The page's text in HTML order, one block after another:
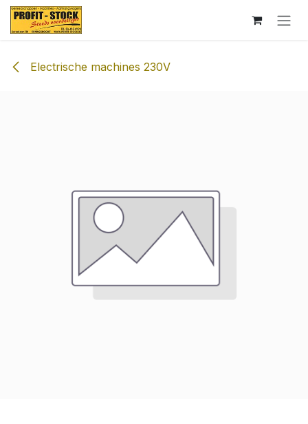
Overslaan naar inhoud
Electrische machines 230V